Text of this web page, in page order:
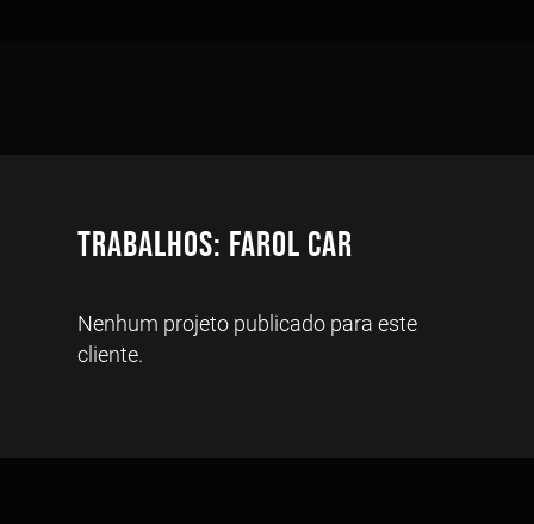
Trabalhos: Farol Car
Nenhum projeto publicado para este
cliente.